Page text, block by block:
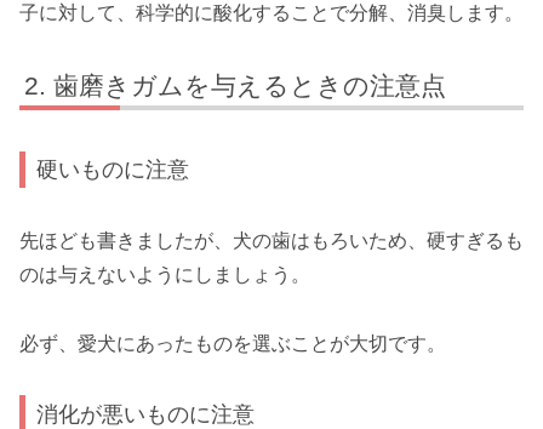
子に対して、科学的に酸化することで分解、消臭します。
歯磨きガムを与えるときの注意点
硬いものに注意
先ほども書きましたが、犬の歯はもろいため、硬すぎるも
のは与えないようにしましょう。
必ず、愛犬にあったものを選ぶことが大切です。
消化が悪いものに注意